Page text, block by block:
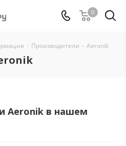
0
- Производители - Aeronik
Aeronik в нашем